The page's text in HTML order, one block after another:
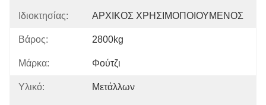
Ιδιοκτησίας: ΑΡΧΙΚΟΣ ΧΡΗΣΙΜΟΠΟΙΟΥΜΕΝΟΣ
Βάρος: 2800kg
Μάρκα: Φούτζι
Υλικό: Μετάλλων